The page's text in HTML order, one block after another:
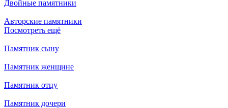
Двойные памятники
Авторские памятники
Посмотреть ещё
Памятник сыну
Памятник женщине
Памятник отцу
Памятник дочери